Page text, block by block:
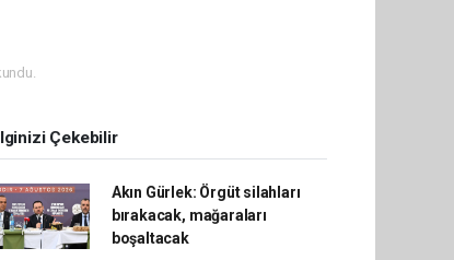
Çekebilir
Akın Gürlek: Örgüt silahları
bırakacak, mağaraları
boşaltacak